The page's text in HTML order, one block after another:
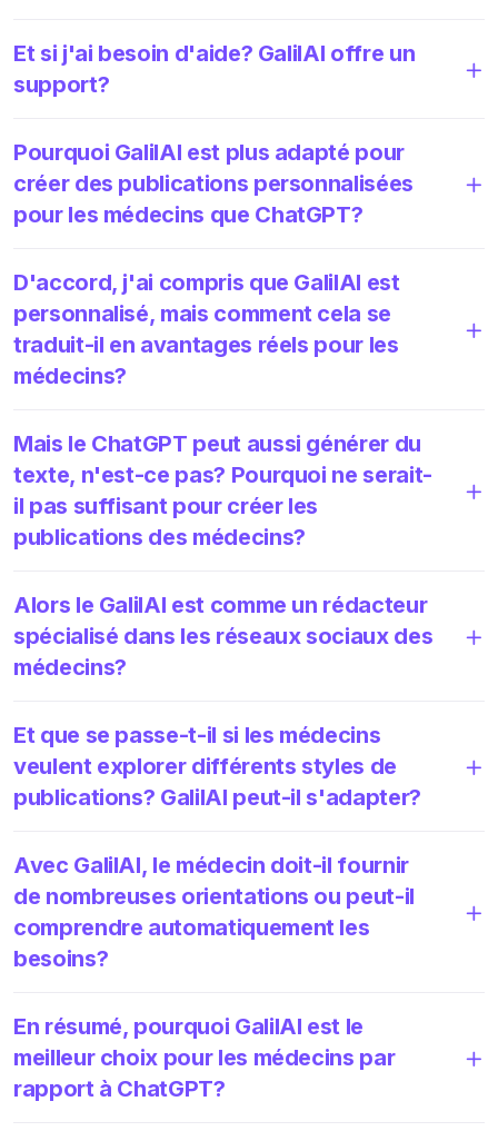
Et si j'ai besoin d'aide? GalilAI offre un
support?
Pourquoi GalilAI est plus adapté pour
créer des publications personnalisées
pour les médecins que ChatGPT?
D'accord, j'ai compris que GalilAI est
personnalisé, mais comment cela se
traduit-il en avantages réels pour les
médecins?
Mais le ChatGPT peut aussi générer du
texte, n'est-ce pas? Pourquoi ne serait-
il pas suffisant pour créer les
publications des médecins?
Alors le GalilAI est comme un rédacteur
spécialisé dans les réseaux sociaux des
médecins?
Et que se passe-t-il si les médecins
veulent explorer différents styles de
publications? GalilAI peut-il s'adapter?
Avec GalilAI, le médecin doit-il fournir
de nombreuses orientations ou peut-il
comprendre automatiquement les
besoins?
En résumé, pourquoi GalilAI est le
meilleur choix pour les médecins par
rapport à ChatGPT?